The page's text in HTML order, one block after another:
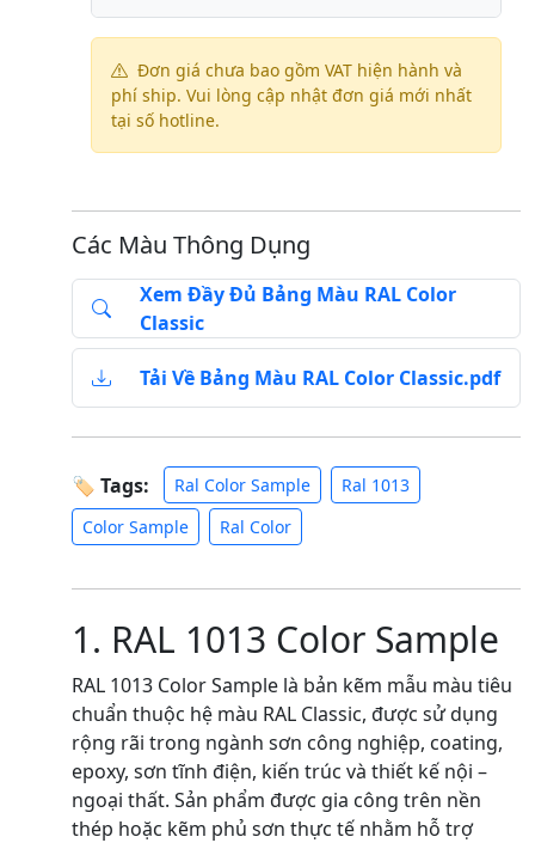
Đơn giá chưa bao gồm VAT hiện hành và
phí ship. Vui lòng cập nhật đơn giá mới nhất
tại số hotline.
Các Màu Thông Dụng
Xem Đầy Đủ Bảng Màu RAL Color
Classic
Tải Về Bảng Màu RAL Color Classic.pdf
🏷 Tags: Ral Color Sample
Ral 1013
Color Sample
Ral Color
1. RAL 1013 Color Sample
RAL 1013 Color Sample là bản kẽm mẫu màu tiêu
chuẩn thuộc hệ màu RAL Classic, được sử dụng
rộng rãi trong ngành sơn công nghiệp, coating,
epoxy, sơn tĩnh điện, kiến trúc và thiết kế nội –
ngoại thất. Sản phẩm được gia công trên nền
thép hoặc kẽm phủ sơn thực tế nhằm hỗ trợ